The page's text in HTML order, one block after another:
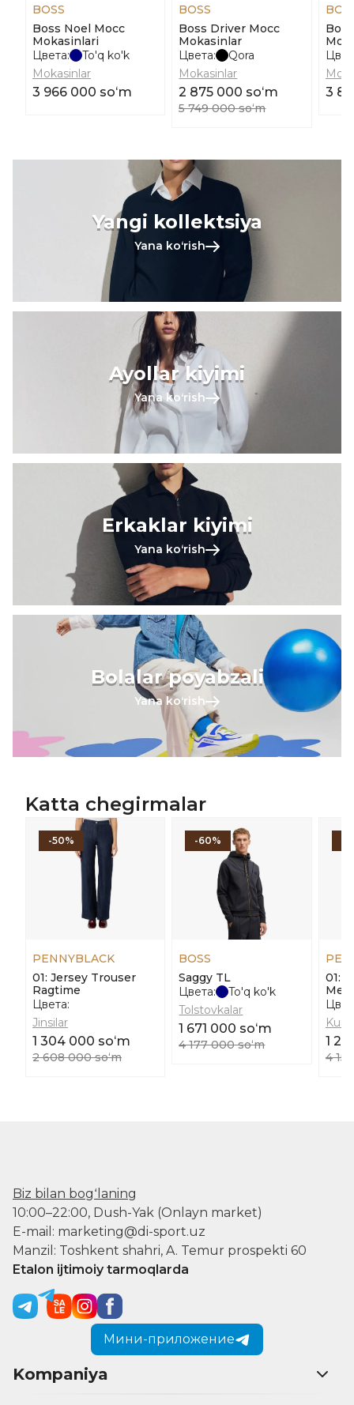
BOSS
Boss Noel Mocc
Mokasinlari
Цвета:
To'q ko'k
Mokasinlar
3 966 000 soʻm
BOSS
Boss Driver Mocc
Mokasinlar
Цвета:
Qora
Mokasinlar
2 875 000 soʻm
5 749 000 soʻm
3
Yangi kollektsiya
Yana koʻrish
Ayollar kiyimi
Yana koʻrish
Erkaklar kiyimi
Yana koʻrish
Bolalar poyabzali
Yana koʻrish
Katta chegirmalar
-50%
PENNYBLACK
01: Jersey Trouser
Ragtime
Цвета:
Jinsilar
1 304 000 soʻm
2 608 000 soʻm
-60%
BOSS
Saggy TL
Цвета:
To'q ko'k
Tolstovkalar
1 671 000 soʻm
4 177 000 soʻm
01:
1
4
Biz bilan bogʻlaning
10:00–22:00, Dush-Yak (Onlayn market)
E-mail: marketing@di-sport.uz
Manzil: Toshkent shahri, A. Temur prospekti 60
Etalon ijtimoiy tarmoqlarda
Мини-приложение
Kompaniya